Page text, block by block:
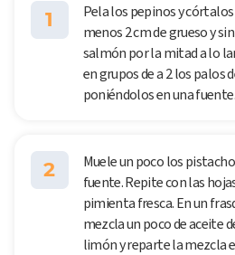
1
Pela los pepinos y
menos 2 cm de grueso y
salmón por la mitad a lo
en grupos de a 2 los palos
poniéndolos en una fuente.
2
Muele un poco los
fuente. Repite con las
pimienta fresca. En un
mezcla un poco de aceite
limón y reparte la mezcla